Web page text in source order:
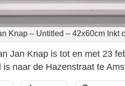
Knap – Untitled – 42x60cm Inkt
Jan Knap is tot en met 23
is naar de Hazenstraat te